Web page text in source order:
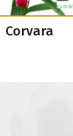
Corvara